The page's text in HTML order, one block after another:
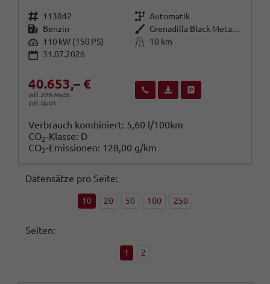
Fahrzeugnr. 113842 Getriebe Automatik
Kraftstoff Benzin Außenfarbe
Grenadilla Black Metallic
Leistung 110 kW (150 PS) Kilometerstand
10 km
31.07.2026
40.653,– €
inkl. 20% MwSt.
inkl. NoVA
Wir rufen Sie anFahrzeugexposé (PDF)
Verbrauch kombiniert: 5,60 l/100km
CO2-Klasse: D
CO2-Emissionen: 128,00 g/km
Datensätze pro Seite:
10 20 50 100 250
Seiten:
1 2